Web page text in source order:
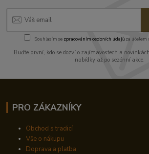
Souhlasím se zpracováním osobních údajůza účelem
Buďte první, kdo se dozví o zajímavostech a
nabídky až po sezónní akce.
PRO ZÁKAZNÍKY
Obchod s tradicí
Vše o nákupu
Doprava a platba